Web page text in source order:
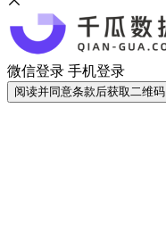
微信登录 手机登录
阅读并同意条款后获取二维码